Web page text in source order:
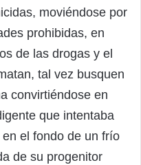
moviéndose por
prohibidas, en
de las drogas y el
tal vez busquen
convirtiéndose en
que intentaba
el fondo de un frío
de su progenitor